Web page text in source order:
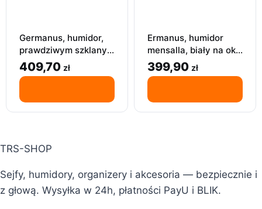
Germanus, humidor,
prawdziwym szklanym
blatem, czarny
409,70 zł
Ermanus, humidor
mensalla, biały na ok.
30 cygara
399,90 zł
TRS-SHOP
Sejfy, humidory, organizery i akcesoria — bezpiecznie i
z głową. Wysyłka w 24h, płatności PayU i BLIK.